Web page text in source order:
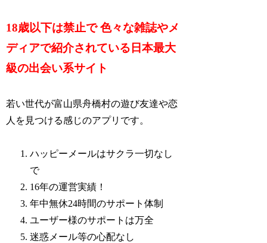
18歳以下は禁止で 色々な雑誌やメ
ディアで紹介されている日本最大
級の出会い系サイト
若い世代が富山県舟橋村の遊び友達や恋
人を見つける感じのアプリです。
ハッピーメールはサクラ一切なし
で
16年の運営実績！
年中無休24時間のサポート体制
ユーザー様のサポートは万全
迷惑メール等の心配なし